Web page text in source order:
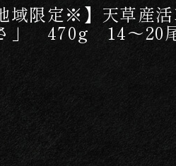
域限定※】天草産
」 470g 14～20